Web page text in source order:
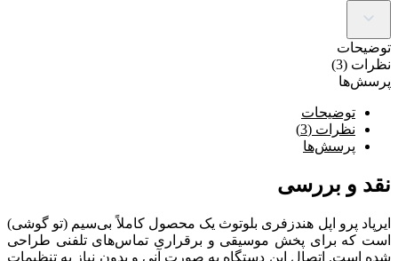
توضیحات
نظرات (3)
پرسش‌ها
توضیحات
نظرات (3)
پرسش‌ها
نقد و بررسی
ایرپاد پرو اپل هندزفری بلوتوث یک محصول کاملاً بی‌سیم (تو گوشی)
است که برای پخش موسیقی و برقراری تماس‎‌های تلفنی طراحی
شده است. اتصال این دستگاه به ‌صورت آنی و بدون نیاز به تنظیمات